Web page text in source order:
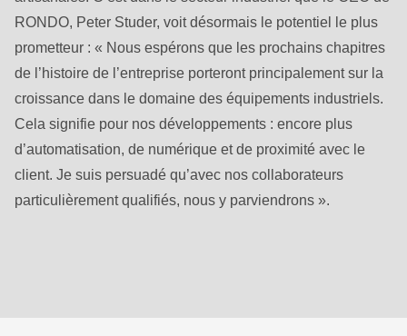
RONDO, Peter Studer, voit désormais le potentiel le plus
prometteur : « Nous espérons que les prochains chapitres
de l’histoire de l’entreprise porteront principalement sur la
croissance dans le domaine des équipements industriels.
Cela signifie pour nos développements : encore plus
d’automatisation, de numérique et de proximité avec le
client. Je suis persuadé qu’avec nos collaborateurs
particulièrement qualifiés, nous y parviendrons ».